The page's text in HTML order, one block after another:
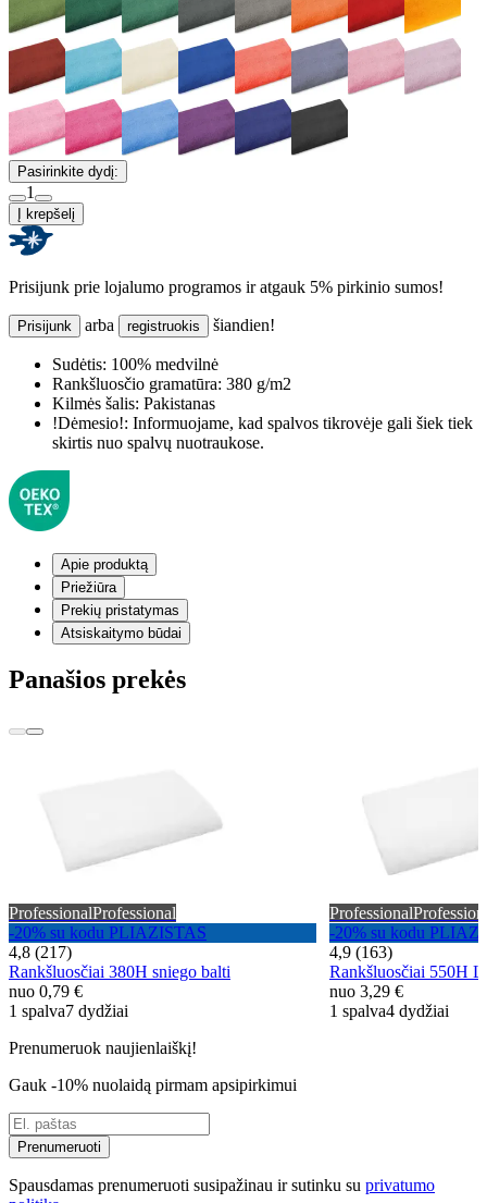
Pasirinkite dydį:
1
Į krepšelį
Prisijunk prie lojalumo programos ir atgauk 5% pirkinio sumos!
Prisijunk arba registruokis šiandien!
Sudėtis: 100% medvilnė
Rankšluosčio gramatūra: 380 g/m2
Kilmės šalis: Pakistanas
!Dėmesio!: Informuojame, kad spalvos tikrovėje gali šiek tiek
skirtis nuo spalvų nuotraukose.
Apie produktą
Priežiūra
Prekių pristatymas
Atsiskaitymo būdai
Panašios prekės
ProfessionalProfessional
-20% su kodu PLIAZISTAS
4,8 (217)
Rankšluosčiai 380H sniego balti
nuo 0,79 €
1 spalva7 dydžiai
Professional
-20% su kodu
4,9 (163)
Rankšluosčiai 550H
nuo 3,29 €
1 spalva4 dydžiai
Prenumeruok naujienlaiškį!
Gauk -10% nuolaidą pirmam apsipirkimui
Prenumeruoti
Spausdamas prenumeruoti susipažinau ir sutinku su privatumo